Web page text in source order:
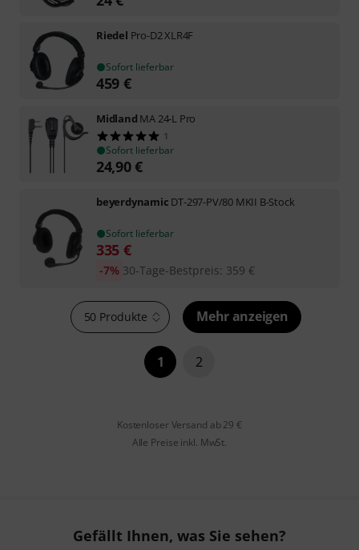
Riedel Pro-D2 XLR4F
Sofort lieferbar
459 €
Midland MA 24-L Pro
1
Sofort lieferbar
24,90€
beyerdynamic DT-297-PV/80 MKII B-Stock
Sofort lieferbar
335 €
30-Tage-Bestpreis: 359 €
-7%
50 Produkte Mehr anzeigen
1 2
Kostenloser Versand ab 29 €
Alle Preise inkl. MwSt.
Gefällt Ihnen, was Sie sehen?